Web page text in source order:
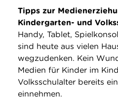
Suche
Tipps zur
Kindergarten- und
Handy, Tablet,
sind heute aus vielen
wegzudenken. Kein
Medien für Kinder im
Volksschulalter bereits
einnehmen.